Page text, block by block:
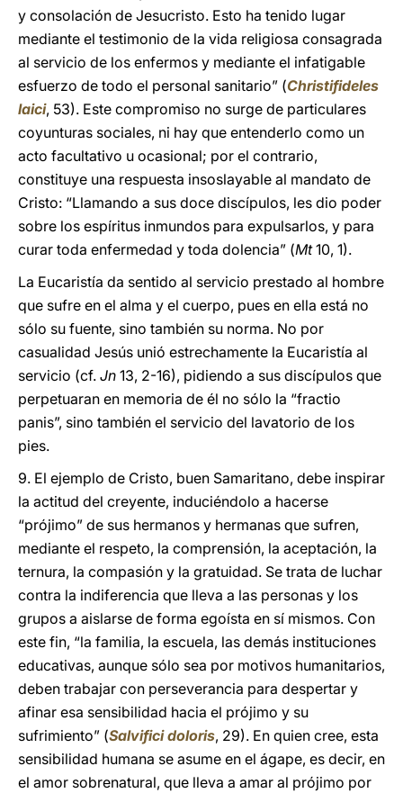
y consolación de Jesucristo. Esto ha tenido lugar
mediante el testimonio de la vida religiosa consagrada
al servicio de los enfermos y mediante el infatigable
esfuerzo de todo el personal sanitario” (Christifideles
laici, 53). Este compromiso no surge de particulares
coyunturas sociales, ni hay que entenderlo como un
acto facultativo u ocasional; por el contrario,
constituye una respuesta insoslayable al mandato de
Cristo: “Llamando a sus doce discípulos, les dio poder
sobre los espíritus inmundos para expulsarlos, y para
curar toda enfermedad y toda dolencia” (Mt10, 1).
La Eucaristía da sentido al servicio prestado al hombre
que sufre en el alma y el cuerpo, pues en ella está no
sólo su fuente, sino también su norma. No por
casualidad Jesús unió estrechamente la Eucaristía al
servicio (cf. Jn 13, 2-16), pidiendo a sus discípulos que
perpetuaran en memoria de él no sólo la “fractio
panis”, sino también el servicio del lavatorio de los
pies.
9. El ejemplo de Cristo, buen Samaritano, debe inspirar
la actitud del creyente, induciéndolo a hacerse
“prójimo” de sus hermanos y hermanas que sufren,
mediante el respeto, la comprensión, la aceptación, la
ternura, la compasión y la gratuidad. Se trata de luchar
contra la indiferencia que lleva a las personas y los
grupos a aislarse de forma egoísta en sí mismos. Con
este fin, “la familia, la escuela, las demás instituciones
educativas, aunque sólo sea por motivos humanitarios,
deben trabajar con perseverancia para despertar y
afinar esa sensibilidad hacia el prójimo y su
sufrimiento” (Salvifici doloris, 29). En quien cree, esta
sensibilidad humana se asume en el ágape, es decir, en
el amor sobrenatural, que lleva a amar al prójimo por